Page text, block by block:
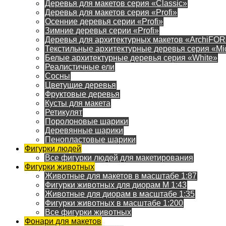
Деревья для макетов серия «Classic»
Деревья для макетов серия «Profi»
Осенние деревья серии «Profi»
Зимние деревья серии «Profi»
Деревья для архитектурных макетов
Текстильные архитектурные деревья серия
Белые архитектурные деревья серия «White»
Реалистичные ели
Сосны
Цветущие деревья
Фруктовые деревья
Кусты для макета
Ретикулят
Поролоновые шарики
Деревянные шарики
Пенопластовые шарики
Фигурки людей
Все фигурки людей для макетирования
Фигурки животных
Животные для макетов в масштабе 1:87
Фигурки животных для диорам М 1:43
Животные для диорам в масштабе 1:35
Фигурки животных в масштабе 1:200
Все фигурки животных
Фонари для макетов